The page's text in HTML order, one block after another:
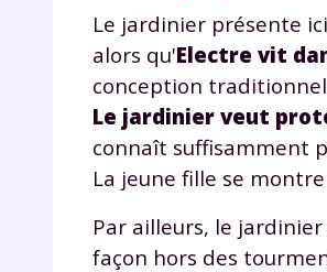
Le jardinier présente
alors qu'Electre vit
conception
Le jardinier veut
connaît suffisamment
La jeune fille se
Par ailleurs, le
façon hors des